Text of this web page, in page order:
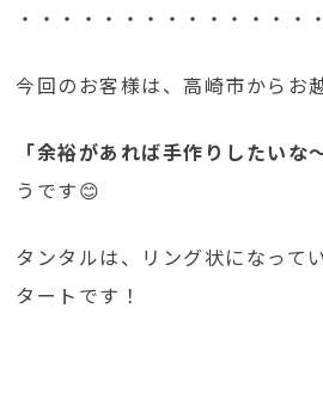
・・・・・・・・・・・・・・
今回のお客様は、高崎市からお
「余裕があれば手作りしたいな
うです😊
タンタルは、リング状になって
タートです！